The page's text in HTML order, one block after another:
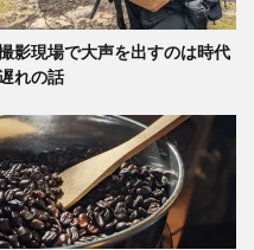
影現場で大声を出すのは時代
れの話